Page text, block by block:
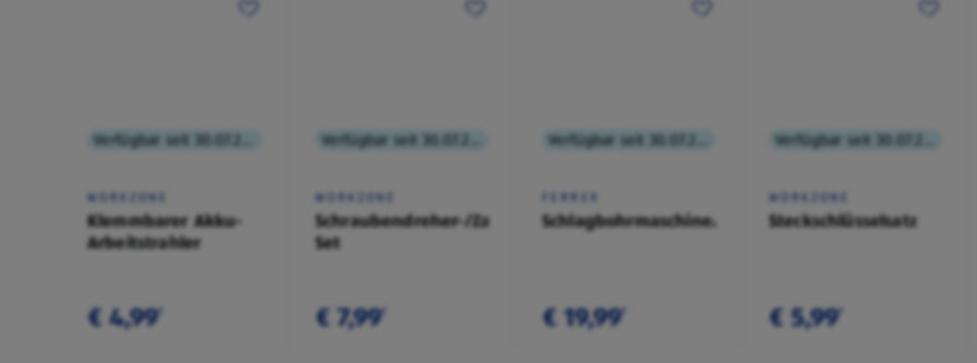
WORKZONE
Klemmbarer Akku-
Arbeitstrahler
€ 4,99¹
WORKZONE
Schraubendreher-/Zangen-
Set
€ 7,99¹
FERREX
Schlagbohrmaschine/Stichsäge
€ 19,99¹
WORKZONE
Steckschlüsselsatz
€ 5,99¹